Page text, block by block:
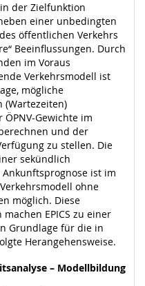
der Zielfunktion
einer unbedingten
öffentlichen Verkehrs
Beeinflussungen. Durch
im Voraus
Verkehrsmodell ist
mögliche
(Wartezeiten)
Gewichte im
und der
zu stellen. Die
sekündlich
ist im
ohne
möglich. Diese
machen EPICS zu einer
Grundlage für die in
Herangehensweise.
– Modellbildung